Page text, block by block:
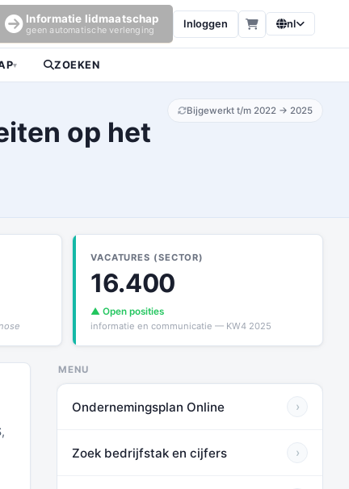
Informatie lidmaatschap
geen automatische verlenging
Inloggen nl
▾ ZOEKEN
op het
Bijgewerkt t/m 2022 → 2025
VACATURES (SECTOR)
16.400
▲ Open posities
informatie en communicatie — KW4 2025
MENU
Ondernemingsplan Online ›
Zoek bedrijfstak en cijfers ›